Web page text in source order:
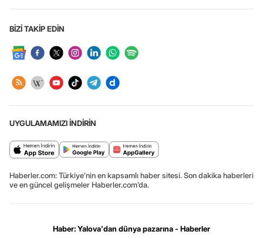
BİZİ TAKİP EDİN
UYGULAMAMIZI İNDİRİN
Haberler.com: Türkiye’nin en kapsamlı haber sitesi. Son dakika haberleri
ve en güncel gelişmeler Haberler.com’da.
Haber: Yalova'dan dünya pazarına - Haberler